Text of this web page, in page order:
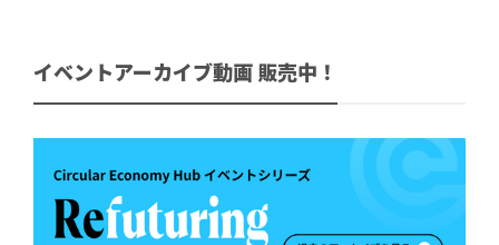
イベントアーカイブ動画 販売中！